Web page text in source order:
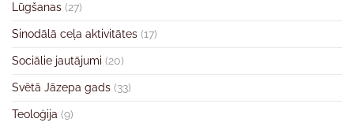
Lūgšanas (27)
Sinodālā ceļa aktivitātes (17)
Sociālie jautājumi (20)
Svētā Jāzepa gads (33)
Teoloģija (9)